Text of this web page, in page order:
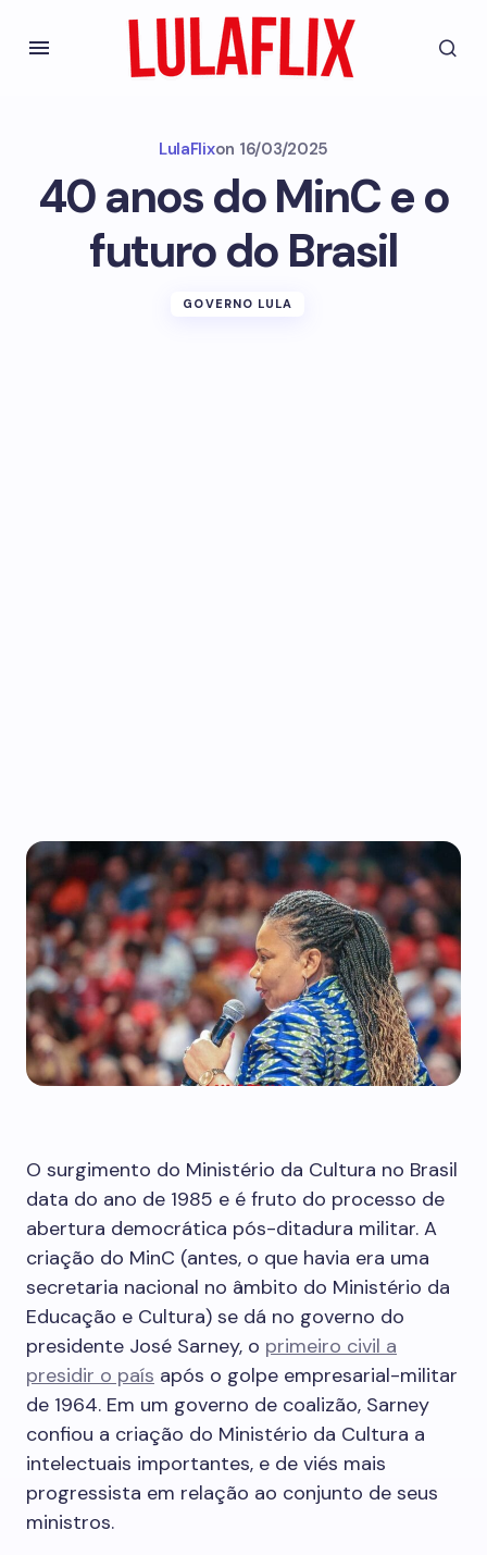
LulaFlixon 16/03/2025
40 anos do MinC e o
futuro do Brasil
GOVERNO LULA
O surgimento do Ministério da Cultura no Brasil
data do ano de 1985 e é fruto do processo de
abertura democrática pós-ditadura militar. A
criação do MinC (antes, o que havia era uma
secretaria nacional no âmbito do Ministério da
Educação e Cultura) se dá no governo do
presidente José Sarney, o primeiro civil a
presidir o país após o golpe empresarial-militar
de 1964. Em um governo de coalizão, Sarney
confiou a criação do Ministério da Cultura a
intelectuais importantes, e de viés mais
progressista em relação ao conjunto de seus
ministros.